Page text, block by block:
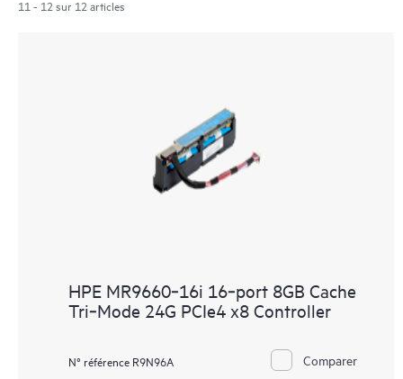
11 - 12 sur 12 articles
HPE MR9660‑16i 16‑port 8GB Cache
Tri‑Mode 24G PCIe4 x8 Controller
N° référence R9N96A Comparer